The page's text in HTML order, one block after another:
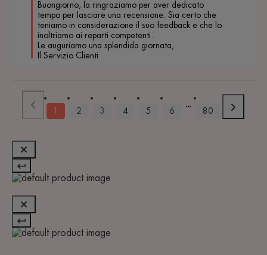
Buongiorno, la ringraziamo per aver dedicato
tempo per lasciare una recensione. Sia certo che
teniamo in considerazione il suo feedback e che lo
inoltriamo ai reparti competenti.
Le auguriamo una splendida giornata,
Il Servizio Clienti
2 3 4 5 6 80